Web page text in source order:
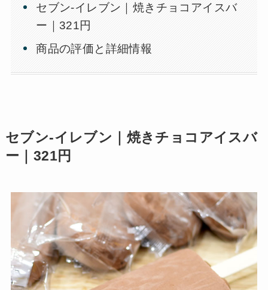
セブン-イレブン｜焼きチョコアイスバ
ー｜321円
商品の評価と詳細情報
セブン-イレブン｜焼きチョコアイスバ
ー｜321円